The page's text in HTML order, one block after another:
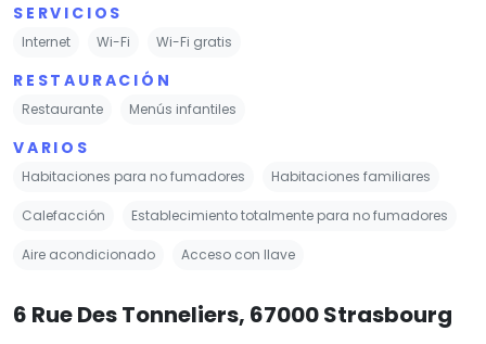
SERVICIOS
Internet Wi-Fi Wi-Fi gratis
RESTAURACIÓN
Restaurante Menús infantiles
VARIOS
Habitaciones para no fumadores Habitaciones familiares
Calefacción Establecimiento totalmente para no fumadores
Aire acondicionado Acceso con llave
6 Rue Des Tonneliers, 67000 Strasbourg